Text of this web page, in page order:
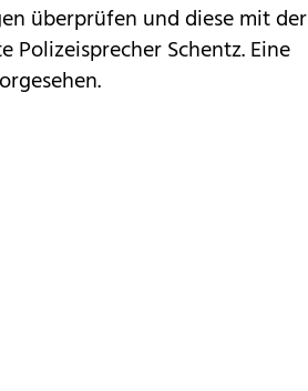
überprüfen und diese mit der
Schentz. Eine